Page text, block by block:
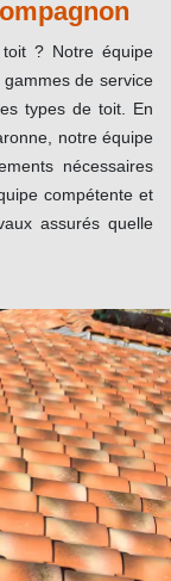
? Notre équipe
de service
types de toit. En
notre équipe
nécessaires
compétente et
assurés quelle